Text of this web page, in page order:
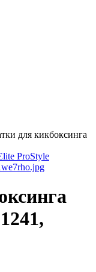
для кикбоксинга